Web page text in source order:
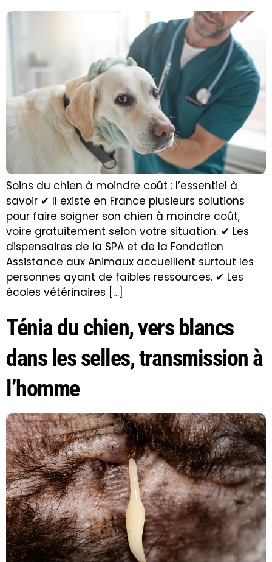
Soins du chien à moindre coût : l’essentiel à
savoir ✔ Il existe en France plusieurs solutions
pour faire soigner son chien à moindre coût,
voire gratuitement selon votre situation. ✔ Les
dispensaires de la SPA et de la Fondation
Assistance aux Animaux accueillent surtout les
personnes ayant de faibles ressources. ✔ Les
écoles vétérinaires […]
Ténia du chien, vers blancs
dans les selles, transmission à
l’homme